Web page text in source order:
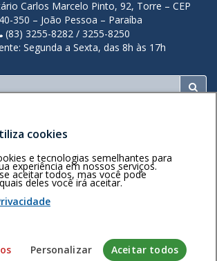
Carlos Marcelo Pinto, 92, Torre – CEP
350 – João Pessoa – Paraíba
(83) 3255-8282 / 3255-8250
Segunda a Sexta, das 8h às 17h
de
pela Gerência de Tecnologia da
cookies
e tecnologias semelhantes para
experiência em nossos serviços.
aceitar todos, mas você pode
deles você irá aceitar.
Personalizar Aceitar todos